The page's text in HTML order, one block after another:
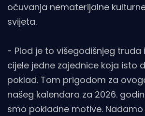
očuvanja nematerijalne
svijeta.
- Plod je to višegodišnjeg truda
cijele jedne zajednice koja isto
poklad. Tom prigodom za
našeg kalendara za 2026.
smo pokladne motive. Nadamo